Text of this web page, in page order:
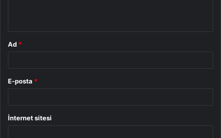
Ad *
E-posta *
İnternet sitesi